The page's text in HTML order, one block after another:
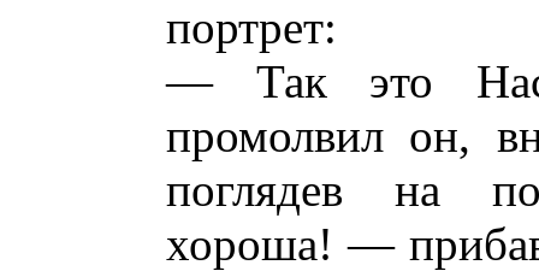
портрет:
— Так это
промолвил он,
поглядев на
хороша! —